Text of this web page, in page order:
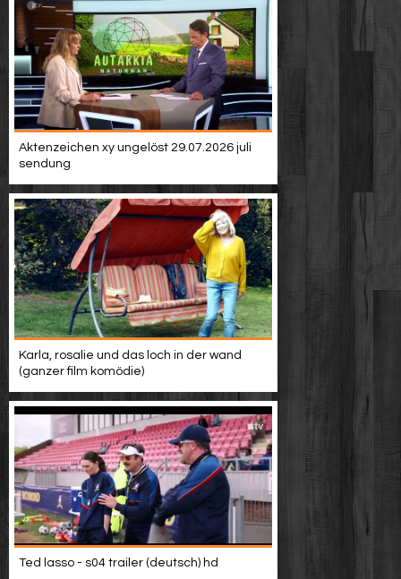
Aktenzeichen xy ungelöst 29.07.2026 juli
sendung
Karla, rosalie und das loch in der wand
(ganzer film komödie)
Ted lasso - s04 trailer (deutsch) hd